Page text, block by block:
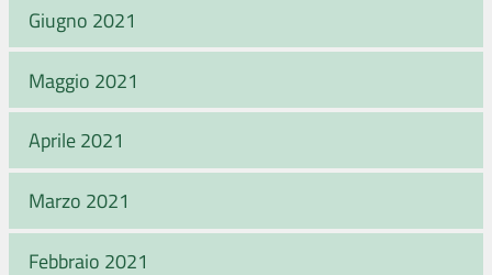
Giugno 2021
Maggio 2021
Aprile 2021
Marzo 2021
Febbraio 2021